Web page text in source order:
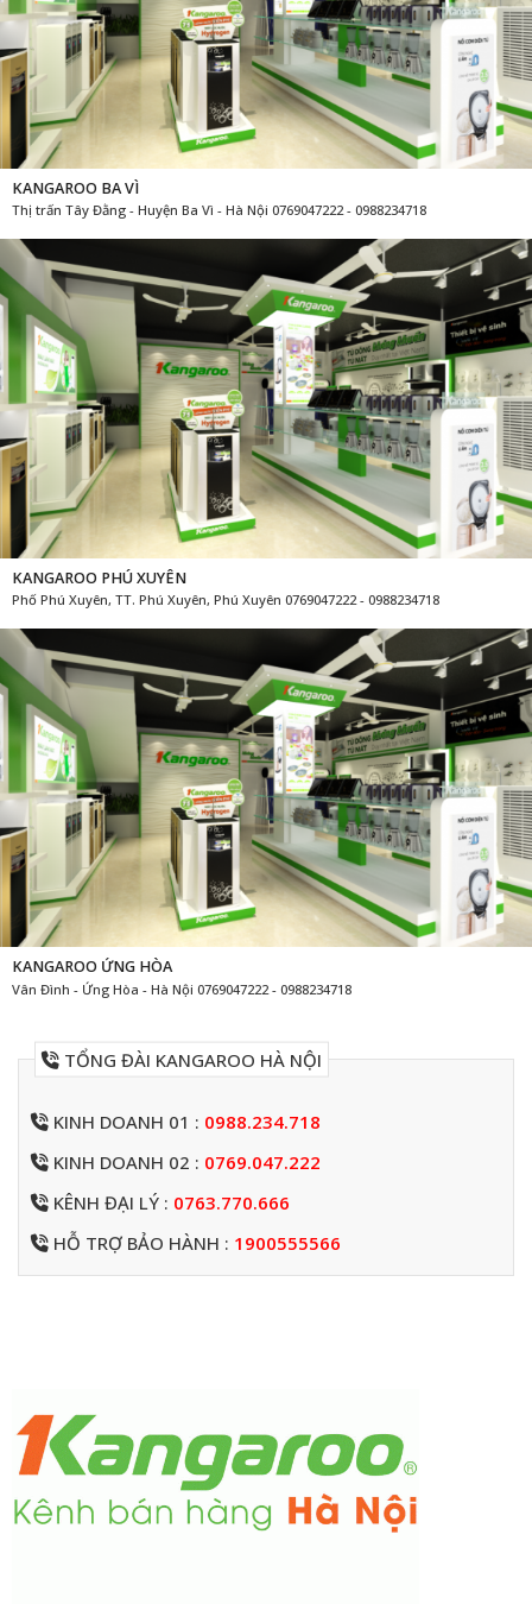
KANGAROO BA VÌ
Thị trấn Tây Đằng - Huyện Ba Vì - Hà Nội 0769047222 - 0988234718
KANGAROO PHÚ XUYÊN
Phố Phú Xuyên, TT. Phú Xuyên, Phú Xuyên 0769047222 - 0988234718
KANGAROO ỨNG HÒA
Vân Đình - Ứng Hòa - Hà Nội 0769047222 - 0988234718
TỔNG ĐÀI KANGAROO HÀ NỘI
KINH DOANH 01 : 0988.234.718
KINH DOANH 02 : 0769.047.222
KÊNH ĐẠI LÝ : 0763.770.666
HỖ TRỢ BẢO HÀNH : 1900555566